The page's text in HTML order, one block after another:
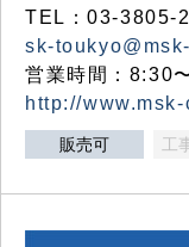
TEL：03-3805-
sk-
営業時間：8:30
http://
販売可 工